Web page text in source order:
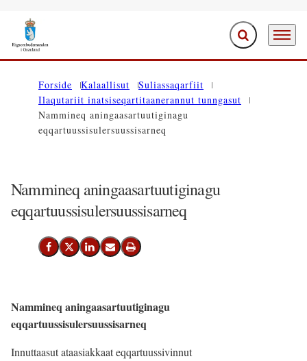
Saavanukarit Ujaasiffik
Forside Kalaallisut
Suliassaqarfiit
Ilaqutariit inatsiseqartitaanerannut tunngasut
Nammineq aningaasartuutiginagu
eqqartuussisulersuussisarneq
Nammineq aningaasartuutiginagu
eqqartuussisulersuussisarneq
Facebook-Imi Siammarteruk
Twitter-Imi Siammarteruk
Linkedin-Imi Siammarteruk
Emaili Nassiutiguk
Printeruk
Nammineq aningaasartuutiginagu
eqqartuussisulersuussisarneq
Innuttaasut ataasiakkaat eqqartuussivinnut